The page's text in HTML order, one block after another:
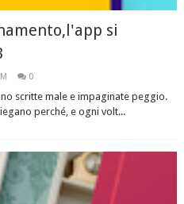
si
0
scritte male e impaginate peggio.
perché, e ogni volt...